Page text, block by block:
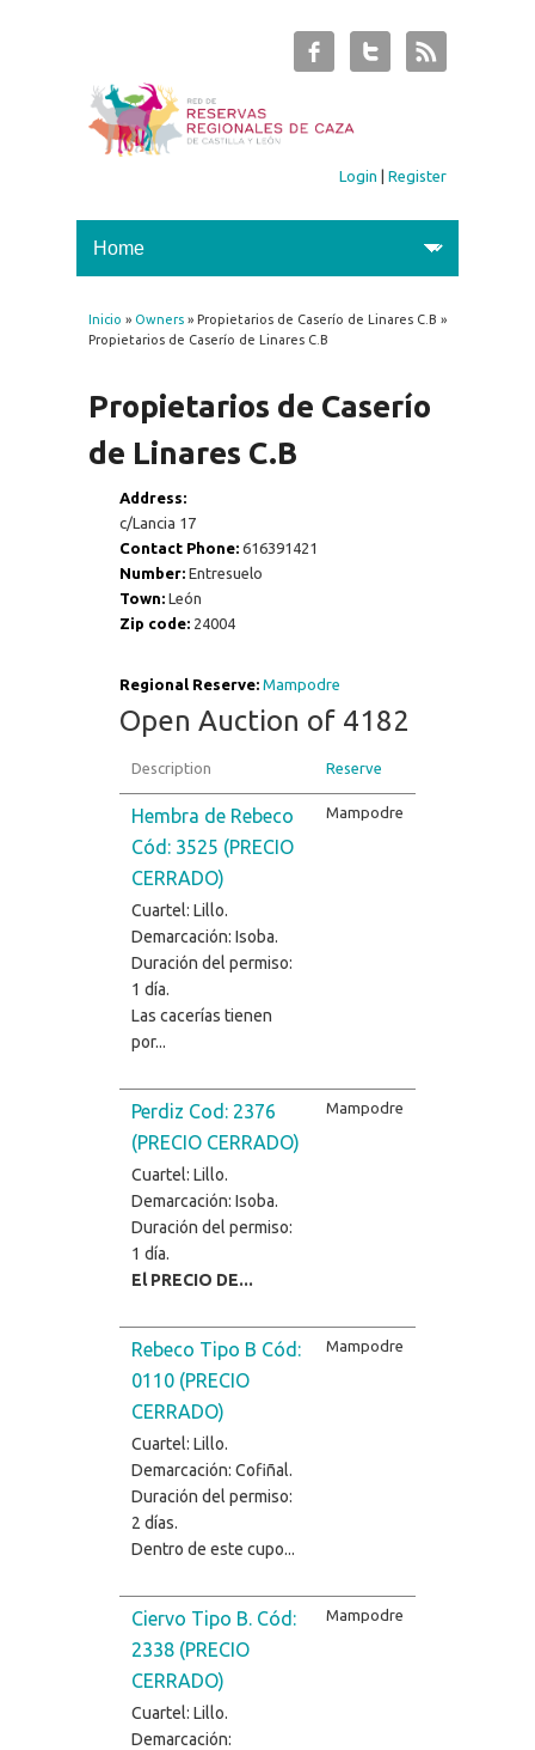
Login |Register
You are here
Inicio » Owners» Propietarios de Caserío de Linares C.B »
Propietarios de Caserío de Linares C.B
Propietarios de Caserío
de Linares C.B
Address:
c/Lancia 17
Contact Phone: 616391421
Number: Entresuelo
Town: León
Zip code: 24004
Regional Reserve: Mampodre
Open Auction of 4182
Description Reserve
Hembra de Rebeco
Cód: 3525 (PRECIO
CERRADO)
Cuartel: Lillo.
Demarcación: Isoba.
Duración del permiso:
1 día.
Las cacerías tienen
por...
Mampodre
Perdiz Cod: 2376
(PRECIO CERRADO)
Cuartel: Lillo.
Demarcación: Isoba.
Duración del permiso:
1 día.
El PRECIO DE...
Mampodre
Rebeco Tipo B Cód:
0110 (PRECIO
CERRADO)
Cuartel: Lillo.
Demarcación: Cofiñal.
Duración del permiso:
2 días.
Dentro de este cupo...
Mampodre
Ciervo Tipo B. Cód:
2338 (PRECIO
CERRADO)
Cuartel: Lillo.
Demarcación:
Mampodre